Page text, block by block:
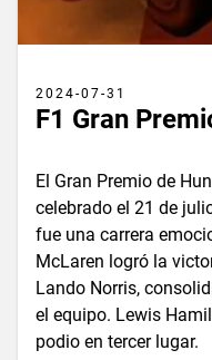
2024-07-31
F1 Gran
El Gran Premio de
celebrado el 21 de
fue una carrera
McLaren logró la
Lando Norris,
el equipo. Lewis
podio en tercer lugar​​.